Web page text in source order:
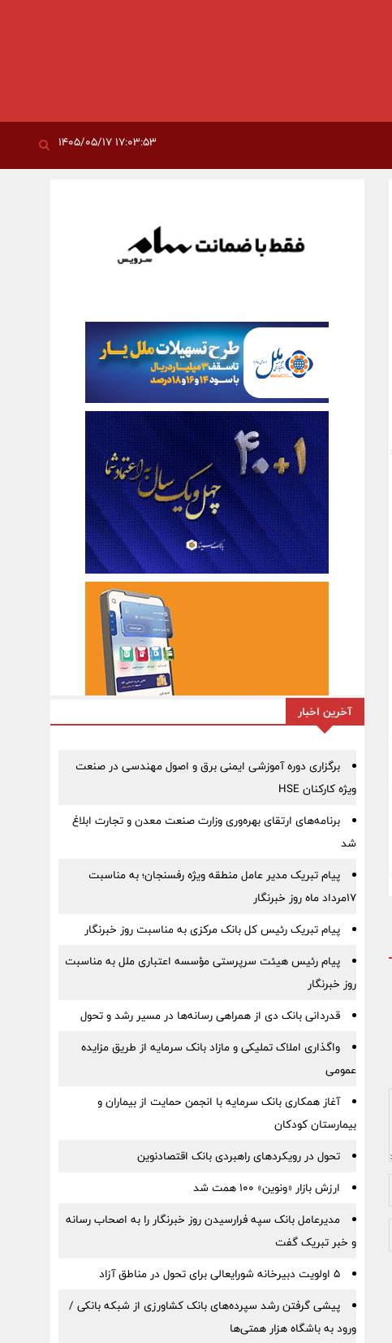
آخرین اخبار
برگزاری دوره آموزشی ایمنی برق و اصول مهندسی در صنعت
ویژه کارکنان HSE
برنامه‌های ارتقای بهره‌وری وزارت صنعت معدن و تجارت ابلاغ
شد
پیام تبریک مدیر عامل منطقه ویژه رفسنجان؛ به مناسبت
۱۷مرداد ماه روز خبرنگار
پیام تبریک رئیس کل بانک مرکزی به مناسبت روز خبرنگار
پیام رئیس هیئت سرپرستی مؤسسه اعتباری ملل به مناسبت
روز خبرنگار
قدردانی بانک دی از همراهی رسانه‌ها در مسیر رشد و تحول
واگذاری املاک تملیکی و مازاد بانک سرمایه از طریق مزایده
عمومی
آغاز همکاری بانک سرمایه با انجمن حمایت از بیماران و
بیمارستان کودکان
تحول در رویکردهای راهبردی بانک اقتصادنوین
ارزش بازار «ونوین» 100 همت شد
مدیرعامل بانک سپه فرارسیدن روز خبرنگار را به اصحاب رسانه
و خبر تبریک گفت
5 اولویت دبیرخانه شورایعالی برای تحول در مناطق آزاد
پیشی گرفتن رشد سپرده‌های بانک کشاورزی از شبکه بانکی /
ورود به باشگاه هزار همتی‌ها